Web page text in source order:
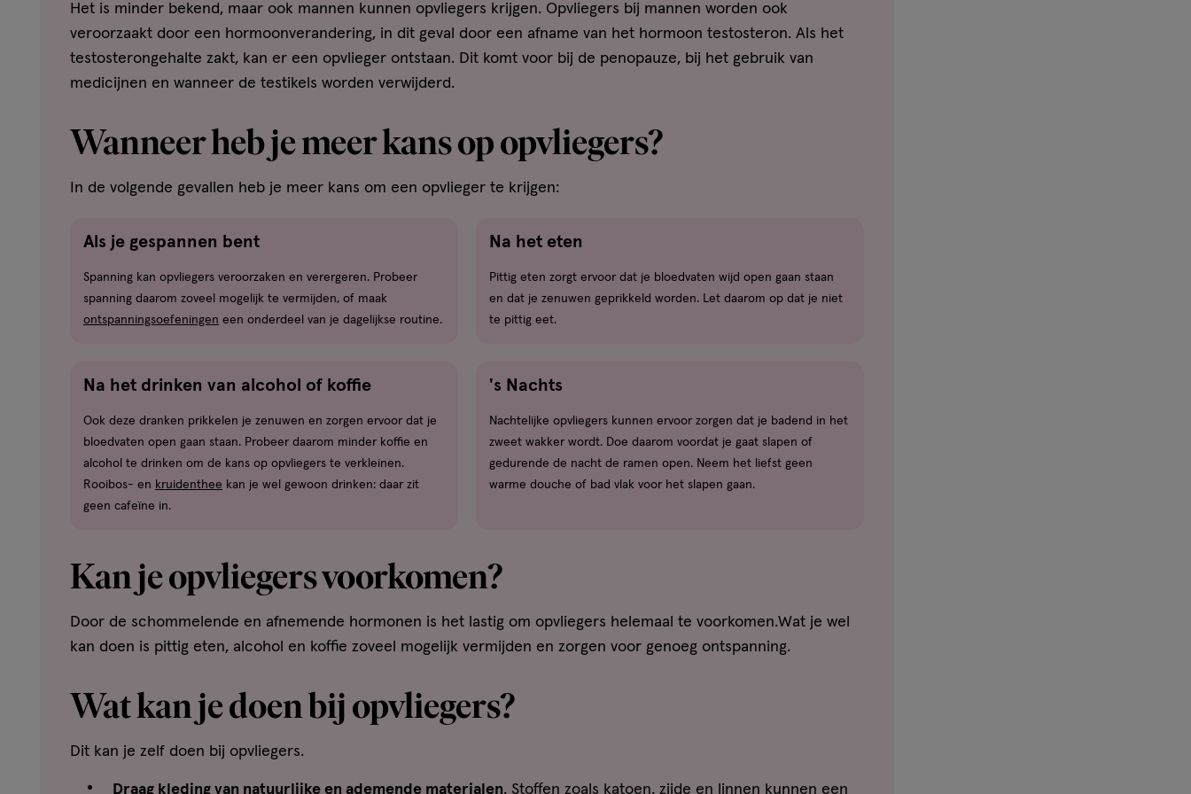
Het is minder bekend, maar ook mannen kunnen opvliegers krijgen. Opvliegers bij mannen worden ook
veroorzaakt door een hormoonverandering, in dit geval door een afname van het hormoon testosteron. Als het
testosterongehalte zakt, kan er een opvlieger ontstaan. Dit komt voor bij de penopauze, bij het gebruik van
medicijnen en wanneer de testikels worden verwijderd.
Wanneer heb je meer kans op opvliegers?
In de volgende gevallen heb je meer kans om een opvlieger te krijgen:
Als je gespannen bent
Spanning kan opvliegers veroorzaken en verergeren. Probeer
spanning daarom zoveel mogelijk te vermijden, of maak
ontspanningsoefeningen een onderdeel van je dagelijkse routine.
Na het eten
Pittig eten zorgt ervoor dat je bloedvaten wijd open gaan staan
en dat je zenuwen geprikkeld worden. Let daarom op dat je niet
te pittig eet.
Na het drinken van alcohol of koffie
Ook deze dranken prikkelen je zenuwen en zorgen ervoor dat je
bloedvaten open gaan staan. Probeer daarom minder koffie en
alcohol te drinken om de kans op opvliegers te verkleinen.
Rooibos- en kruidenthee kan je wel gewoon drinken: daar zit
geen cafeïne in.
's Nachts
Nachtelijke opvliegers kunnen ervoor zorgen dat je badend in het
zweet wakker wordt. Doe daarom voordat je gaat slapen of
gedurende de nacht de ramen open. Neem het liefst geen
warme douche of bad vlak voor het slapen gaan.
Kan je opvliegers voorkomen?
Door de schommelende en afnemende hormonen is het lastig om opvliegers helemaal te voorkomen.Wat je wel
kan doen is pittig eten, alcohol en koffie zoveel mogelijk vermijden en zorgen voor genoeg ontspanning.
Wat kan je doen bij opvliegers?
Dit kan je zelf doen bij opvliegers.
Draag kleding van natuurlijke en ademende materialen. Stoffen zoals katoen, zijde en linnen kunnen een